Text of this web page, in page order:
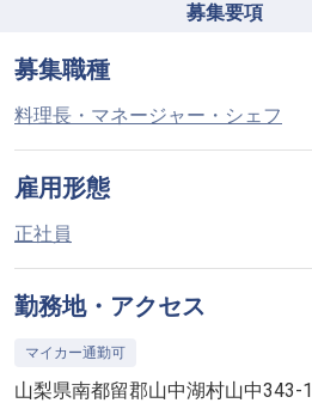
募集要項
募集職種
料理長・マネージャー・シェフ
雇用形態
正社員
勤務地・アクセス
マイカー通勤可
山梨県南都留郡山中湖村山中343-1